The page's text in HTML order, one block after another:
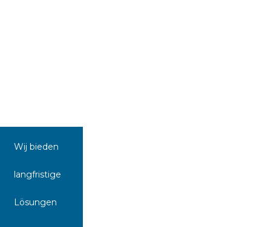
Wij bieden
langfristige
Lösungen